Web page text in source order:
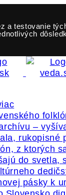
a testovanie
pásky k